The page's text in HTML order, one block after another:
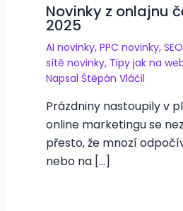
Novinky z onlajnu
2025
AI novinky, PPC novinky,
sítě novinky, Tipy jak na
Napsal Štěpán Vláčil
Prázdniny nastoupily v
online marketingu se
přesto, že mnozí
nebo na […]